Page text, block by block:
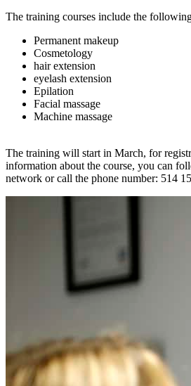
The training courses include the
Permanent makeup
Cosmetology
hair extension
eyelash extension
Epilation
Facial massage
Machine massage
The training will start in March, for
information about the course, you can
network or call the phone number: 514